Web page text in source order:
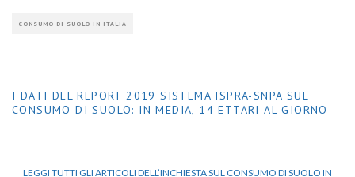
CONSUMO DI SUOLO IN ITALIA
I DATI DEL REPORT 2019 SISTEMA ISPRA-SNPA SUL
CONSUMO DI SUOLO: IN MEDIA, 14 ETTARI AL GIORNO
LEGGI TUTTI GLI ARTICOLI DELL’INCHIESTA SUL CONSUMO DI SUOLO IN